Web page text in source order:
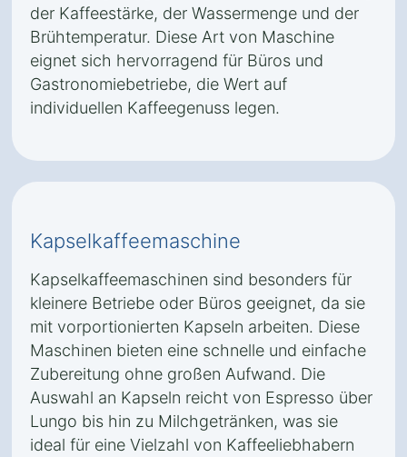
der Kaffeestärke, der Wassermenge und der
Brühtemperatur. Diese Art von Maschine
eignet sich hervorragend für Büros und
Gastronomiebetriebe, die Wert auf
individuellen Kaffeegenuss legen.
Kapselkaffeemaschine
Kapselkaffeemaschinen sind besonders für
kleinere Betriebe oder Büros geeignet, da sie
mit vorportionierten Kapseln arbeiten. Diese
Maschinen bieten eine schnelle und einfache
Zubereitung ohne großen Aufwand. Die
Auswahl an Kapseln reicht von Espresso über
Lungo bis hin zu Milchgetränken, was sie
ideal für eine Vielzahl von Kaffeeliebhabern